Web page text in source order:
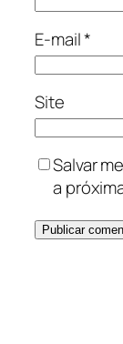
E-mail*
Site
Salvar
a